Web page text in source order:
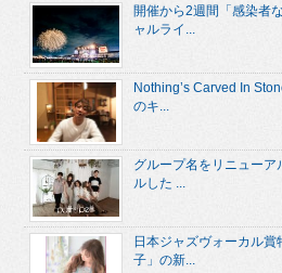
開催から2週間「感染者
ャルライ...
Nothing’s Carved In
のキ...
グループ名をリニュー
ルした ...
日本ジャズヴォーカル
子」の新...